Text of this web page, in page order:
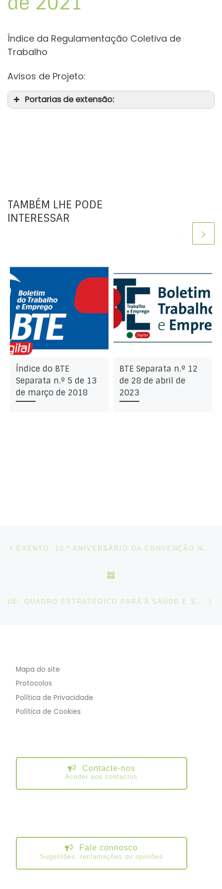
Índice da Regulamentação Coletiva de
Trabalho
Avisos de Projeto:
Portarias de extensão:
TAMBÉM LHE PODE
INTERESSAR
Índice do BTE
Separata n.º 5 de 13
de março de 2018
BTE Separata n.º 12
de 28 de abril de
2023
Post navigation
Mapa do site
Protocolos
Política de Privacidade
Política de Cookies
Contacte-nos
Aceder aos contactos
Fale connosco
Sugestões, reclamações ou opiniões